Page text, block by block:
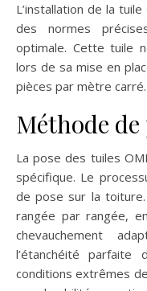
L’installation de la
des normes
optimale. Cette tuile
lors de sa mise en
pièces par mètre carré.
Méthode
La pose des tuiles
spécifique. Le
de pose sur la
rangée par rangée,
chevauchement
l’étanchéité parfaite
conditions extrêmes